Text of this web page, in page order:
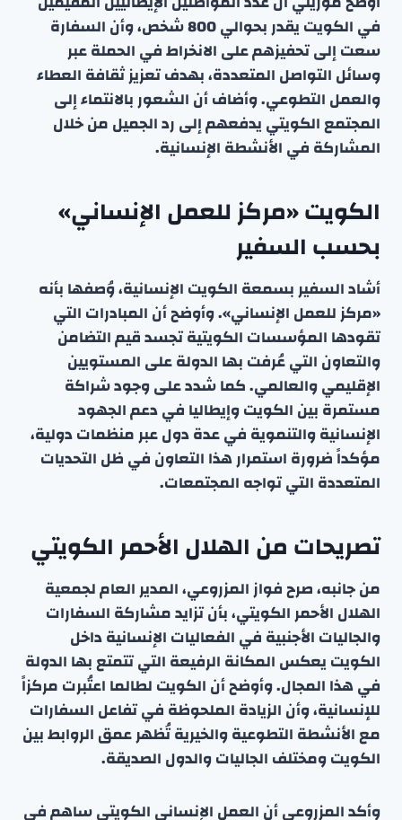
في الكويت يقدر بحوالي 800 شخص، وأن السفارة
سعت إلى تحفيزهم على الانخراط في الحملة عبر
وسائل التواصل المتعددة، بهدف تعزيز ثقافة العطاء
والعمل التطوعي. وأضاف أن الشعور بالانتماء إلى
المجتمع الكويتي يدفعهم إلى رد الجميل من خلال
المشاركة في الأنشطة الإنسانية.
الكويت «مركز للعمل الإنساني»
بحسب السفير
أشاد السفير بسمعة الكويت الإنسانية، وُصفها بأنه
«مركز للعمل الإنساني». وأوضح أن المبادرات التي
تقودها المؤسسات الكويتية تجسد قيم التضامن
والتعاون التي عُرفت بها الدولة على المستويين
الإقليمي والعالمي. كما شدد على وجود شراكة
مستمرة بين الكويت وإيطاليا في دعم الجهود
الإنسانية والتنموية في عدة دول عبر منظمات دولية،
مؤكداً ضرورة استمرار هذا التعاون في ظل التحديات
المتعددة التي تواجه المجتمعات.
تصريحات من الهلال الأحمر الكويتي
من جانبه، صرح فواز المزروعي، المدير العام لجمعية
الهلال الأحمر الكويتي، بأن تزايد مشاركة السفارات
والجاليات الأجنبية في الفعاليات الإنسانية داخل
الكويت يعكس المكانة الرفيعة التي تتمتع بها الدولة
في هذا المجال. وأوضح أن الكويت لطالما اعتُبرت مركزاً
للإنسانية، وأن الزيادة الملحوظة في تفاعل السفارات
مع الأنشطة التطوعية والخيرية تُظهر عمق الروابط بين
الكويت ومختلف الجاليات والدول الصديقة.
وأكد المزروعي أن العمل الإنساني الكويتي ساهم في